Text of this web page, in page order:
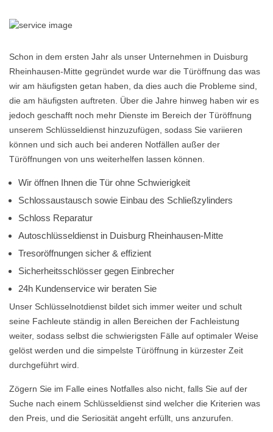
Schon in dem ersten Jahr als unser Unternehmen in Duisburg
Rheinhausen-Mitte gegründet wurde war die Türöffnung das was
wir am häufigsten getan haben, da dies auch die Probleme sind,
die am häufigsten auftreten. Über die Jahre hinweg haben wir es
jedoch geschafft noch mehr Dienste im Bereich der Türöffnung
unserem Schlüsseldienst hinzuzufügen, sodass Sie variieren
können und sich auch bei anderen Notfällen außer der
Türöffnungen von uns weiterhelfen lassen können.
Wir öffnen Ihnen die Tür ohne Schwierigkeit
Schlossaustausch sowie Einbau des Schließzylinders
Schloss Reparatur
Autoschlüsseldienst in Duisburg Rheinhausen-Mitte
Tresoröffnungen sicher & effizient
Sicherheitsschlösser gegen Einbrecher
24h Kundenservice wir beraten Sie
Unser Schlüsselnotdienst bildet sich immer weiter und schult
seine Fachleute ständig in allen Bereichen der Fachleistung
weiter, sodass selbst die schwierigsten Fälle auf optimaler Weise
gelöst werden und die simpelste Türöffnung in kürzester Zeit
durchgeführt wird.
Zögern Sie im Falle eines Notfalles also nicht, falls Sie auf der
Suche nach einem Schlüsseldienst sind welcher die Kriterien was
den Preis, und die Seriosität angeht erfüllt, uns anzurufen.